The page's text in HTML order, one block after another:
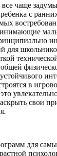
чаще
с
для
в
свои
для